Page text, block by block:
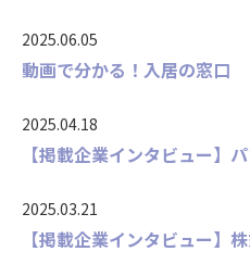
2025.06.05
動画で分かる！入居の窓口
2025.04.18
【掲載企業インタビュー】
2025.03.21
【掲載企業インタビュー】